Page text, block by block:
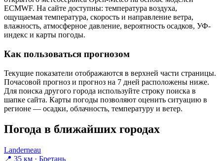
ECMWF. На сайте доступны: температура воздуха,
ощущаемая температура, скорость и направление ветра,
влажность, атмосферное давление, вероятность осадков, УФ-
индекс и карты погоды.
Как пользоваться прогнозом
Текущие показатели отображаются в верхней части страницы.
Почасовой прогноз и прогноз на 7 дней расположены ниже.
Для поиска другого города используйте строку поиска в
шапке сайта. Карты погоды позволяют оценить ситуацию в
регионе — осадки, облачность, температуру и ветер.
Погода в ближайших городах
Landerneau
📍 35 км · Бретань